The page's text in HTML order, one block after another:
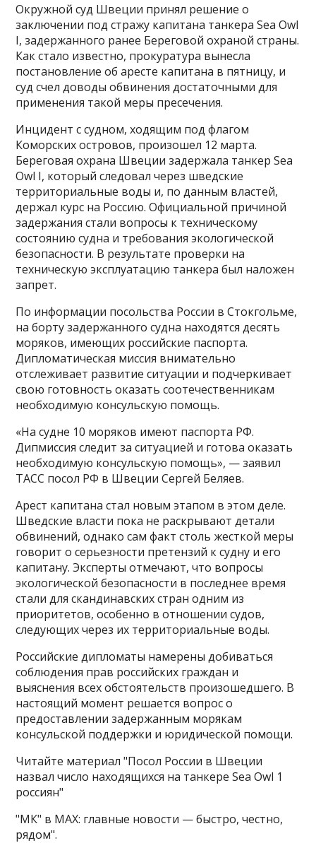
Окружной суд Швеции принял решение о
заключении под стражу капитана танкера Sea Owl
I, задержанного ранее Береговой охраной страны.
Как стало известно, прокуратура вынесла
постановление об аресте капитана в пятницу, и
суд счел доводы обвинения достаточными для
применения такой меры пресечения.
Инцидент с судном, ходящим под флагом
Коморских островов, произошел 12 марта.
Береговая охрана Швеции задержала танкер Sea
Owl I, который следовал через шведские
территориальные воды и, по данным властей,
держал курс на Россию. Официальной причиной
задержания стали вопросы к техническому
состоянию судна и требования экологической
безопасности. В результате проверки на
техническую эксплуатацию танкера был наложен
запрет.
По информации посольства России в Стокгольме,
на борту задержанного судна находятся десять
моряков, имеющих российские паспорта.
Дипломатическая миссия внимательно
отслеживает развитие ситуации и подчеркивает
свою готовность оказать соотечественникам
необходимую консульскую помощь.
«На судне 10 моряков имеют паспорта РФ.
Дипмиссия следит за ситуацией и готова оказать
необходимую консульскую помощь», — заявил
ТАСС посол РФ в Швеции Сергей Беляев.
Арест капитана стал новым этапом в этом деле.
Шведские власти пока не раскрывают детали
обвинений, однако сам факт столь жесткой меры
говорит о серьезности претензий к судну и его
капитану. Эксперты отмечают, что вопросы
экологической безопасности в последнее время
стали для скандинавских стран одним из
приоритетов, особенно в отношении судов,
следующих через их территориальные воды.
Российские дипломаты намерены добиваться
соблюдения прав российских граждан и
выяснения всех обстоятельств произошедшего. В
настоящий момент решается вопрос о
предоставлении задержанным морякам
консульской поддержки и юридической помощи.
Читайте материал "Посол России в Швеции
назвал число находящихся на танкере Sea Owl 1
россиян"
"МК" в MAX: главные новости — быстро, честно,
рядом".